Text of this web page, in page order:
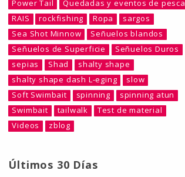
Power Tail
Quedadas y eventos de pesca
RAIS
rockfishing Ropa
sargos
Sea Shot Minnow
Señuelos blandos
Señuelos de Superficie
Señuelos Duros
sepias
Shad
shalty shape
shalty shape dash L-eging
slow
Soft Swimbait
spinning
spinning atun
Swimbait
tailwalk
Test de material
Videos
zblog
Últimos 30 Días